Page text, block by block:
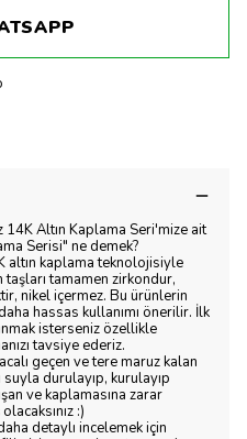
Altın Kaplama Seri'mize ait
Serisi" ne demek?
altın kaplama teknolojisiyle
tamamen zirkondur,
nikel içermez. Bu ürünlerin
hassas kullanımı önerilir. İlk
isterseniz özellikle
tavsiye ederiz.
geçen ve tere maruz kalan
durulayıp, kurulayıp
ve kaplamasına zarar
:)
detaylı incelemek için